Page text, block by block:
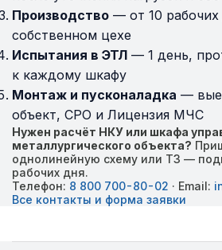
Производство — от 10
собственном цехе
Испытания в ЭТЛ — 1 день,
к каждому шкафу
Монтаж и пусконаладка —
объект, СРО и Лицензия МЧС
Нужен расчёт НКУ или шкафа
металлургического объекта?
однолинейную схему или ТЗ —
рабочих дня.
Телефон: 8 800 700-80-02 · Email:
Все контакты и форма заявки